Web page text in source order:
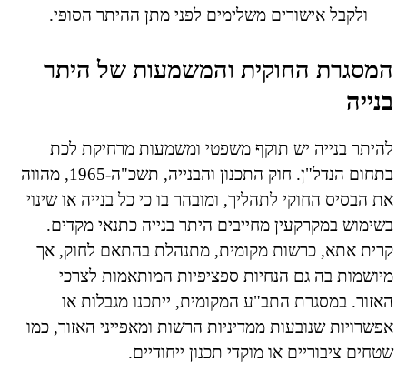
ולקבל אישורים משלימים לפני מתן ההיתר הסופי.
המסגרת החוקית והמשמעות של היתר
בנייה
להיתר בנייה יש תוקף משפטי ומשמעות מרחיקת לכת
בתחום הנדל"ן. חוק התכנון והבנייה, תשכ"ה-1965, מהווה
את הבסיס החוקי לתהליך, ומובהר בו כי כל בנייה או שינוי
בשימוש במקרקעין מחייבים היתר בנייה כתנאי מקדים.
קרית אתא, כרשות מקומית, מתנהלת בהתאם לחוק, אך
מיושמות בה גם הנחיות ספציפיות המותאמות לצרכי
האזור. במסגרת התב"ע המקומית, ייתכנו מגבלות או
אפשרויות שנובעות ממדיניות הרשות ומאפייני האזור, כמו
שטחים ציבוריים או מוקדי תכנון ייחודיים.